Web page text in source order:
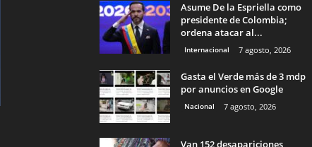
Asume De la Espriella como
presidente de Colombia;
ordena atacar al...
Internacional 7 agosto, 2026
Gasta el Verde más de 3 mdp
por anuncios en Google
Nacional 7 agosto, 2026
Van 152 desapariciones